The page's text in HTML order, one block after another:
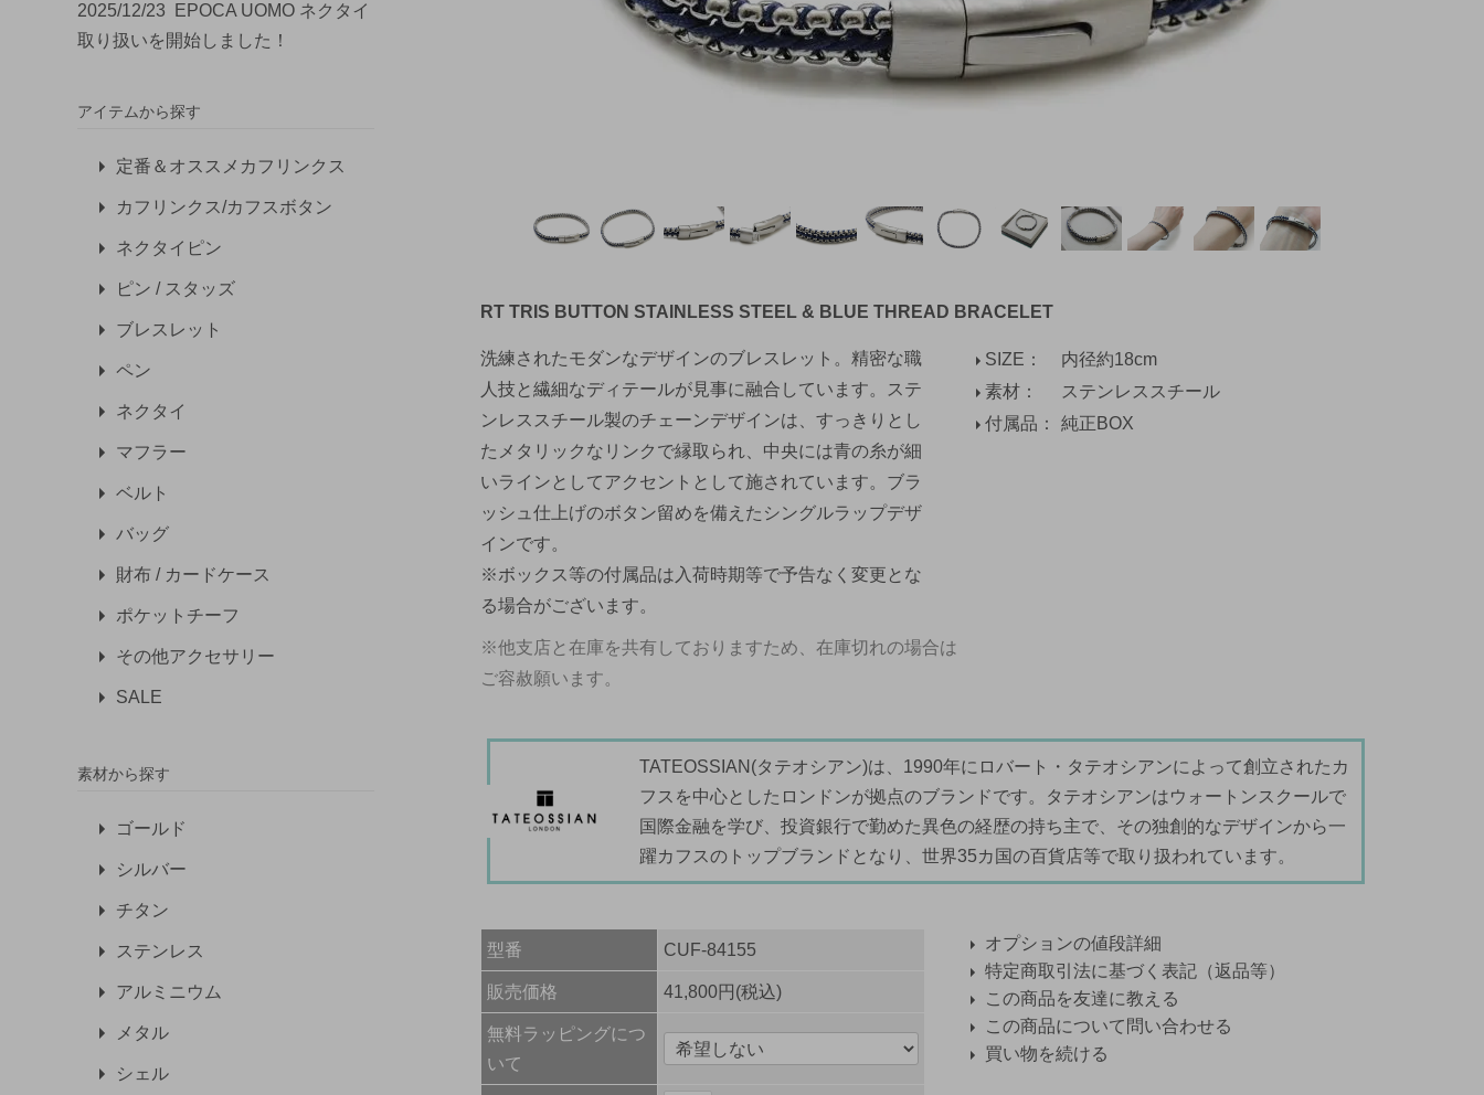
RT TRIS BUTTON STAINLESS STEEL & BLUE THREAD BRACELET
洗練されたモダンなデザインのブレスレット。精密な職
人技と繊細なディテールが見事に融合しています。ステ
ンレススチール製のチェーンデザインは、すっきりとし
たメタリックなリンクで縁取られ、中央には青の糸が細
いラインとしてアクセントとして施されています。ブラ
ッシュ仕上げのボタン留めを備えたシングルラップデザ
インです。
SIZE
内径約18cm
素材
ステンレススチール
付属品
純正BOX
※ボックス等の付属品は入荷時期等で予告なく変更とな
る場合がございます。
※他支店と在庫を共有しておりますため、在庫切れの場合は
ご容赦願います。
TATEOSSIAN(タテオシアン)は、1990年にロバート・タテオシアンによって創立されたカ
フスを中心としたロンドンが拠点のブランドです。タテオシアンはウォートンスクールで
国際金融を学び、投資銀行で勤めた異色の経歴の持ち主で、その独創的なデザインから一
躍カフスのトップブランドとなり、世界35カ国の百貨店等で取り扱われています。
型番 CUF-84155
販売価格 41,800円(税込)
無料ラッピングにつ
いて
オプションの値段詳細
特定商取引法に基づく表記（返品等）
この商品を友達に教える
この商品について問い合わせる
買い物を続ける
2025/12/23
EPOCA UOMO ネクタイ
取り扱いを開始しました！
アイテムから探す
定番＆オススメカフリンクス
カフリンクス/カフスボタン
ネクタイピン
ピン / スタッズ
ブレスレット
ペン
ネクタイ
マフラー
ベルト
バッグ
財布 / カードケース
ポケットチーフ
その他アクセサリー
SALE
素材から探す
ゴールド
シルバー
チタン
ステンレス
アルミニウム
メタル
シェル